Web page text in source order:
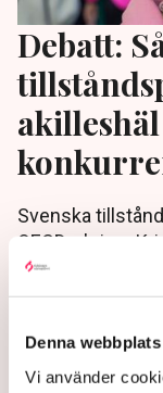
Denna
Vi använder
Debatt:
Svenska
OECD, skriver
Lundström,
3 months ago | Av: